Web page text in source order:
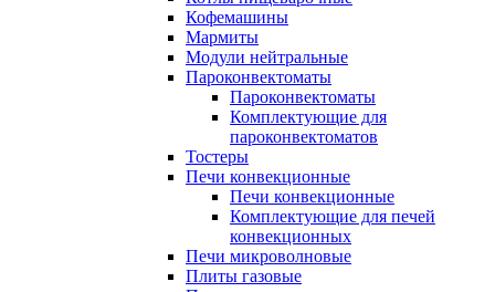
Кофемашины
Мармиты
Модули нейтральные
Пароконвектоматы
Пароконвектоматы
Комплектующие для
пароконвектоматов
Тостеры
Печи конвекционные
Печи конвекционные
Комплектующие для печей
конвекционных
Печи микроволновые
Плиты газовые